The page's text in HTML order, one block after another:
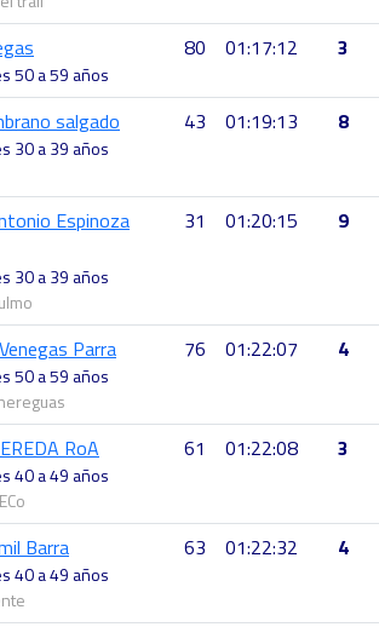
50 a 59 años
80 01:17:12 3
salgado
30 a 39 años
43 01:19:13 8
Espinoza
30 a 39 años
31 01:20:15 9
Parra
50 a 59 años
76 01:22:07 4
RoA
40 a 49 años
61 01:22:08 3
Barra
40 a 49 años
63 01:22:32 4